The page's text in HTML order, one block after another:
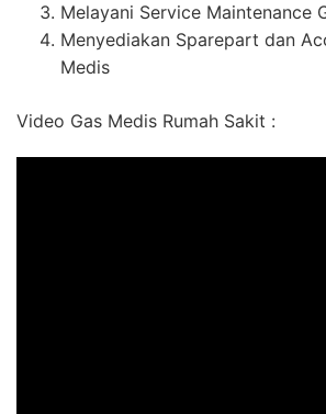
Melayani Service Maintenance
Menyediakan Sparepart dan
Medis
Video Gas Medis Rumah Sakit :